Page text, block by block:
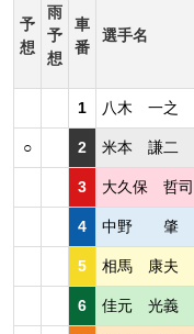
予
想
雨
予
想
車
番
選手名
1 八木 一之
○ 2 米本 謙二
3 大久保 哲司
4 中野 肇
5 相馬 康夫
6 佳元 光義